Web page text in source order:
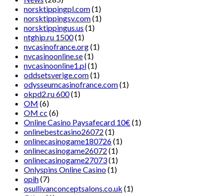
norsktippingpl.com(1)
norsktippingsv.com(1)
norsktippingus.us (1)
ntghip.ru 1500(1)
nvcasinofrance.org(1)
nvcasinoonline.se(1)
nvcasinoonline1.pl(1)
oddsetsverige.com(1)
odysseumcasinofrance.com(1)
okpd2.ru 600(1)
OM (6)
OM cc (6)
Online Casino Paysafecard 10€(1)
onlinebestcasino26072 (1)
onlinecasinogame180726(1)
onlinecasinogame26072 (1)
onlinecasinogame27073(1)
Onlyspins Online Casino(1)
opih(7)
osullivanconceptsalons.co.uk (1)